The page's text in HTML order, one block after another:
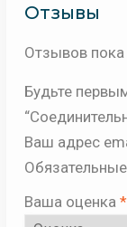
Отзывы
Отзывов пока
Будьте
Ваш адрес
Ваша оценка *